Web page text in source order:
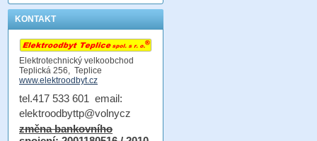
KONTAKT
Elektrotechnický velkoobchod
Teplická 256, Teplice
www.elektroodbyt.cz
tel.417 533 601 email:
elektroodbyttp@volnycz
změna bankovního